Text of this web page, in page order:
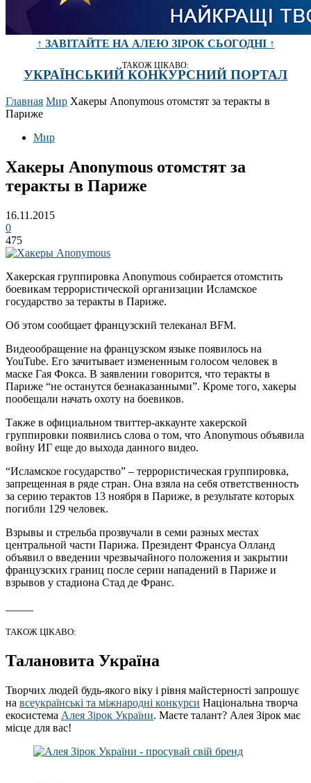
↑ ЗАВІТАЙТЕ НА АЛЕЮ ЗІРОК СЬОГОДНІ ↑
ТАКОЖ ЦІКАВО:
УКРАЇНСЬКИЙ КОНКУРСНИЙ ПОРТАЛ
Главная Мир Хакеры Anonymous отомстят за теракты в
Париже
Мир
Хакеры Anonymous отомстят за
теракты в Париже
16.11.2015
0
475
Хакерская группировка Anonymous собирается отомстить
боевикам террористической организации Исламское
государство за теракты в Париже.
Об этом сообщает французский телеканал BFM.
Видеообращение на французском языке появилось на
YouTube. Его зачитывает измененным голосом человек в
маске Гая Фокса. В заявлении говорится, что теракты в
Париже “не останутся безнаказанными”. Кроме того, хакеры
пообещали начать охоту на боевиков.
Также в официальном твиттер-аккаунте хакерской
группировки появились слова о том, что Anonymous объявила
войну ИГ еще до выхода данного видео.
“Исламское государство” – террористическая группировка,
запрещенная в ряде стран. Она взяла на себя ответственность
за серию терактов 13 ноября в Париже, в результате которых
погибли 129 человек.
Взрывы и стрельба прозвучали в семи разных местах
центральной части Парижа. Президент Франсуа Олланд
объявил о введении чрезвычайного положения и закрытии
французских границ после серии нападений в Париже и
взрывов у стадиона Стад де Франс.
ТАКОЖ ЦІКАВО:
Талановита Україна
Творчих людей будь-якого віку і рівня майстерності запрошує
на всеукраїнські та міжнародні конкурси Національна творча
екосистема Алея Зірок України. Маєте талант? Алея Зірок має
місце для вас!